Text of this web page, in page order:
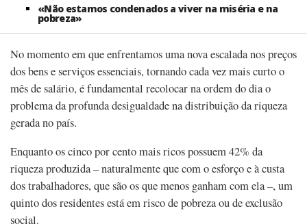
«Não estamos condenados a viver na miséria e na
pobreza»
No momento em que enfrentamos uma nova escalada nos preços
dos bens e serviços essenciais, tornando cada vez mais curto o
mês de salário, é fundamental recolocar na ordem do dia o
problema da profunda desigualdade na distribuição da riqueza
gerada no país.
Enquanto os cinco por cento mais ricos possuem 42% da
riqueza produzida – naturalmente que com o esforço e à custa
dos trabalhadores, que são os que menos ganham com ela –, um
quinto dos residentes está em risco de pobreza ou de exclusão
social.